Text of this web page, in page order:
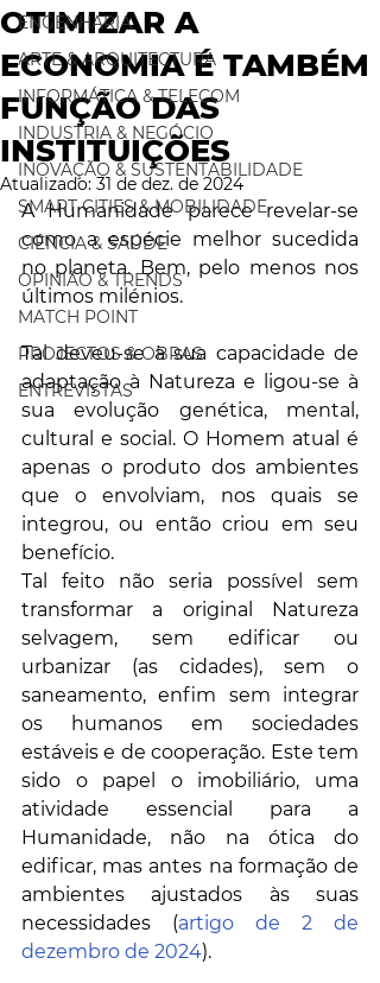
ENGENHARIA
ARTE & ARQUITECTURA
INFORMÁTICA & TELECOM
INDUSTRIA & NEGÓCIO
INOVAÇÃO & SUSTENTABILIDADE
SMART CITIES & MOBILIDADE
CIÊNCIA & SAÚDE
OPINIÃO & TRENDS
MATCH POINT
PROJECTOS & OBRAS
ENTREVISTAS
OTIMIZAR A
ECONOMIA É TAMBÉM
FUNÇÃO DAS
INSTITUIÇÕES
Atualizado: 31 de dez. de 2024
A Humanidade parece revelar-se
como a espécie melhor sucedida
no planeta. Bem, pelo menos nos
últimos milénios.
Tal deveu-se à sua capacidade de
adaptação à Natureza e ligou-se à
sua evolução genética, mental,
cultural e social. O Homem atual é
apenas o produto dos ambientes
que o envolviam, nos quais se
integrou, ou então criou em seu
benefício.
Tal feito não seria possível sem
transformar a original Natureza
selvagem, sem edificar ou
urbanizar (as cidades), sem o
saneamento, enfim sem integrar
os humanos em sociedades
estáveis e de cooperação. Este tem
sido o papel o imobiliário, uma
atividade essencial para a
Humanidade, não na ótica do
edificar, mas antes na formação de
ambientes ajustados às suas
necessidades (artigo de 2 de
dezembro de 2024).